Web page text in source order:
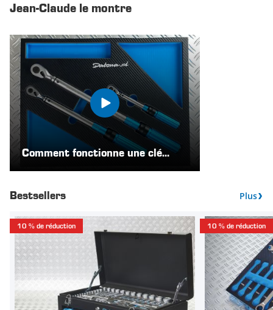
Jean-Claude le montre
Comment fonctionne une clé
Bestsellers Plus
10 % de réduction 10 % de réduction